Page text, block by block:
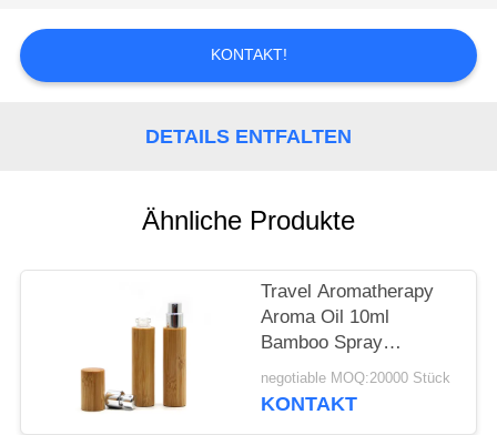
NACHRICHT
ANGEBOT
ANFORDERN
SITEMAP
PRIVACY
POLICY
KONTAKT!
DETAILS ENTFALTEN
Ähnliche Produkte
Travel Aromatherapy
Aroma Oil 10ml
Bamboo Spray
Perfume Bottle With
Screw Spray Cap
negotiable MOQ:20000 Stück
KONTAKT